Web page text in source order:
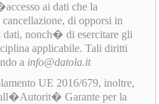
ai dati che la
di opporsi in
nonch� di esercitare gli
applicabile. Tali diritti
a info@datola.it
UE 2016/679, inoltre,
Garante per la